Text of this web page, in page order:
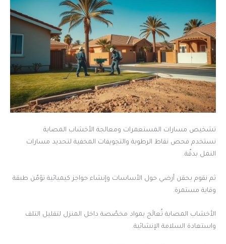
تشخيص مسارات المستعمرات ومعالجة الأخشاب المصابة
نستخدم فحص نقاط الرطوبة والتجويفات المخفية لتحديد مسارات
النمل بدقّة.
ثم نقوم بحقن أرضي حول الأساسات وإنشاء حواجز كيميائية تؤمّن طبقة
وقاية مستمرة.
الأخشاب المصابة تُعالَج بمواد مخصّصة داخل المنزل لتقليل التلف
واستعادة السلامة الإنشائية.